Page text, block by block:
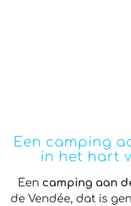
Een camping
in het hart
Een camping aan
de Vendée, dat is